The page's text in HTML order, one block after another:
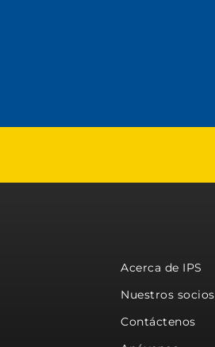
Acerca de IPS
Nuestros socios
Contáctenos